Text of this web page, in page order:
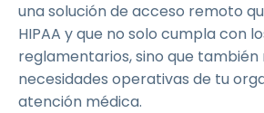
una solución de acceso remoto
HIPAA y que no solo cumpla con
reglamentarios, sino que también
necesidades operativas de tu
atención médica.